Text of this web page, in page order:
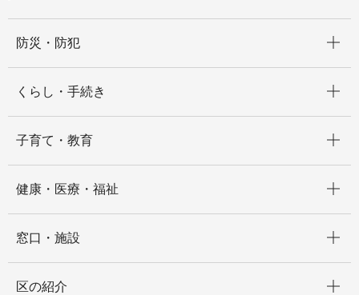
防災・防犯
くらし・手続き
子育て・教育
健康・医療・福祉
窓口・施設
区の紹介